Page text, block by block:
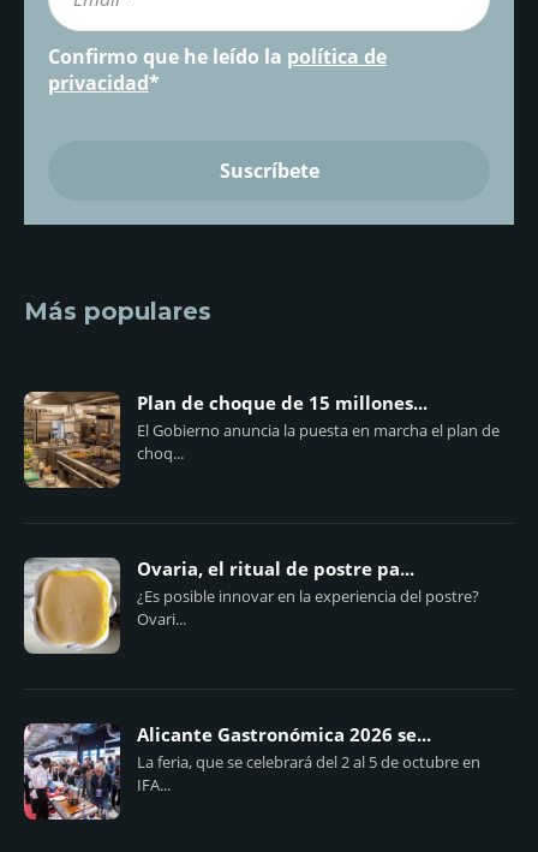
Confirmo que he leído la política de
privacidad*
Más populares
Plan de choque de 15 millones...
El Gobierno anuncia la puesta en marcha el plan de
choq...
Ovaria, el ritual de postre pa...
¿Es posible innovar en la experiencia del postre?
Ovari...
Alicante Gastronómica 2026 se...
La feria, que se celebrará del 2 al 5 de octubre en
IFA...